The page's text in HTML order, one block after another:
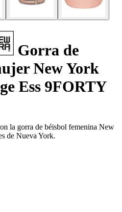
Gorra de
New York
Ess 9FORTY
la gorra de béisbol femenina New
de Nueva York.